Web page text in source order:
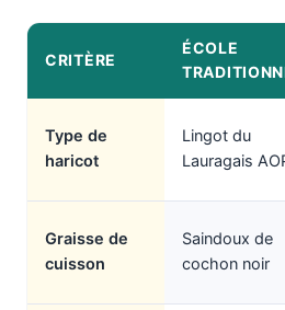
CRITÈRE
ÉCOLE
Type de
haricot
Lingot du
Lauragais
Graisse de
cuisson
Saindoux de
cochon noir